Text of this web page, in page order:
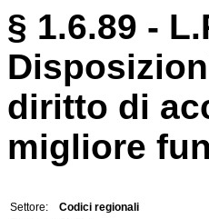
§ 1.6.89 -
diritto di
migliore
Settore:
Codici regionali